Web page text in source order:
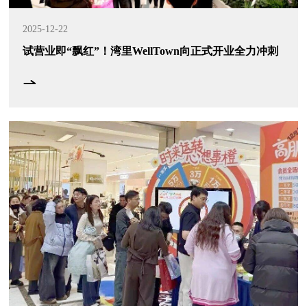
2025-12-22
试营业即“飘红”！湾里WellTown向正式开业全力冲刺